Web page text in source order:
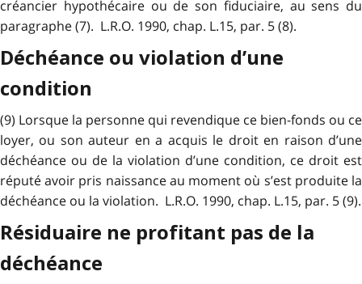
créancier hypothécaire ou de son fiduciaire, au sens du
paragraphe (7). L.R.O. 1990, chap. L.15, par. 5 (8).
Déchéance ou violation d’une
condition
(9) Lorsque la personne qui revendique ce bien-fonds ou ce
loyer, ou son auteur en a acquis le droit en raison d’une
déchéance ou de la violation d’une condition, ce droit est
réputé avoir pris naissance au moment où s’est produite la
déchéance ou la violation. L.R.O. 1990, chap. L.15, par. 5 (9).
Résiduaire ne profitant pas de la
déchéance